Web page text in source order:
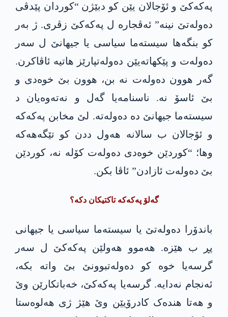
پەکەکێ و ئۆجالان یێن کو دبێژن “کوردان پێدڤی
دەولەتێ نینە” ئەڤجارە ل پەکەکێ زڤری. ژ بەر
کو بنگەھا سیستەما سیاسی یا جیھانێ ل سەر
دەولەت و پێکھاتەیێن دەولەتپارێز ھاتیە ئاڤاکرن.
گەر ھوون دەولەت نە بن، ھوون بێ خوەدی و
بێ ئاسۆ نە. ناسنامەیا گەل و نەتەوەیان د
سیستەما جیھانێ دە دەولەتە. لێ مخابن پەکەکە
و ئۆجالان ب سالانە ھەول ددن کو تێگەھەکە
وھا؛ “کوردێن خوەدی دەولەت کۆلە نە، کوردێن
بێ دەولەت ئازادن” ئاڤا بکن.
گەلۆ پەکەکە تاکتیکان دکە؟
باندۆرا دەولەتێ یا سیستەما سیاسی یا جیھانی
پڕ ب ھێزە. ھەموو ھەولێن پەکەکێ ل سەر
گرسەیا خوە کو دەولەتبوونێ بێ واتە بکە،
ئەنجام نەدایە. گرسەیا پەکەکێ، خەباتکارێن وێ
و ھەتا ھندەک کادرۆیێن وێ ھێژ ژی ھەلوەستا